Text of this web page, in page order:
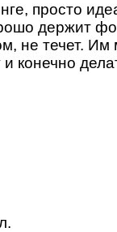
просто
держит
не течет.
и конечно